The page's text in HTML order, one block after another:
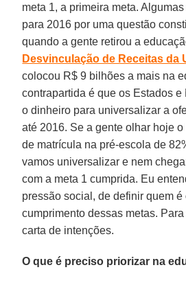
meta 1, a primeira meta.
para 2016 por uma questão
quando a gente retirou a
Desvinculação de Receitas da
colocou R$ 9 bilhões a mais na
contrapartida é que os Estados
o dinheiro para universalizar a
até 2016. Se a gente olhar hoje
de matrícula na pré-escola de
vamos universalizar e nem
com a meta 1 cumprida. Eu
pressão social, de definir quem
cumprimento dessas metas.
carta de intenções.
O que é preciso priorizar na